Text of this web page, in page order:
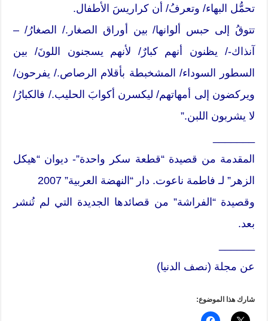
تحمُّل البهاء/ وتعرفُ/ أن كراريسَ الأطفال.
تتوقُ إلى حبس ألوانها/ بين أوراق الصغار./ الصغارُ/ –
آنذاك-/ يظنون أنهم كبارٌ/ لأنهم يسجنون اللونَ/ بين
السطور السوداء/ المشخبطة بأقلام الرصاص./ يفرحون/
ويركضون إلى أمهاتهم/ ليكسرن أكوابَ الحليب./ فالكبارُ/
لا يشربون اللبن.”
المقدمة من قصيدة “قطعة سكر واحدة”- ديوان “هيكل
الزهر” لـ فاطمة ناعوت. دار “النهضة العربية” 2007
وقصيدة “الفراشة” من قصائدها الجديدة التي لم تُنشر
بعد.
عن مجلة (نصف الدنيا)
شارك هذا الموضوع: